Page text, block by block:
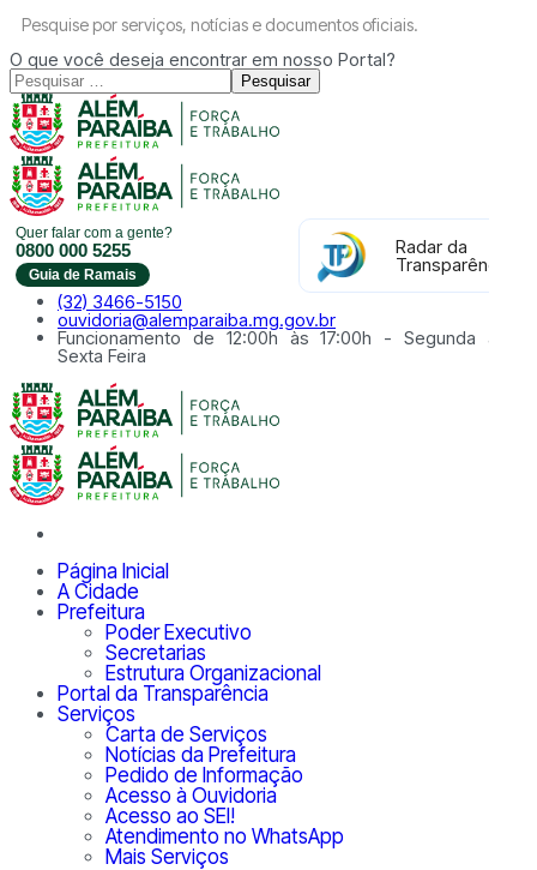
Pesquise por serviços, notícias e documentos oficiais.
O que você deseja encontrar em nosso Portal?
Pesquisar
Radar da
Transparência
Quer falar com a gente?
0800 000 5255
Guia de Ramais
(32) 3466-5150
ouvidoria@alemparaiba.mg.gov.br
Funcionamento de 12:00h às 17:00h - Segunda à
Sexta Feira
Página Inicial
A Cidade
Prefeitura
Poder Executivo
Secretarias
Estrutura Organizacional
Portal da Transparência
Serviços
Carta de Serviços
Notícias da Prefeitura
Pedido de Informação
Acesso à Ouvidoria
Acesso ao SEI!
Atendimento no WhatsApp
Mais Serviços